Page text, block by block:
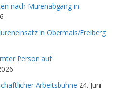
nach Murenabgang in
in Obermais/Freiberg
Person auf
Arbeitsbühne 24. Juni